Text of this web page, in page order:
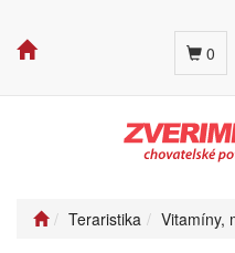
0
Teraristika Vitamíny,